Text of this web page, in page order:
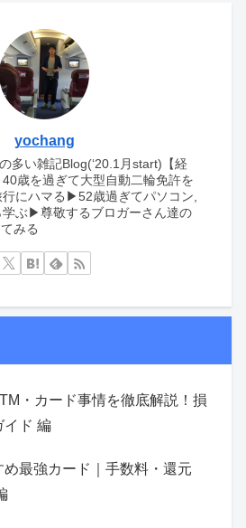
yochang
多い雑記Blog(‘20.1月start)【経
歳を過ぎて大型自動二輪免許を
にハマる▶︎52歳過ぎてパソコン,
ぶ▶︎尊敬するブロガーさん達の
みる
・カード事情を徹底解説！損
イド 編
最強カード｜手数料・還元